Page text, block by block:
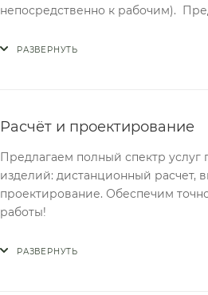
непосредственно к рабочим).
РАЗВЕРНУТЬ
Расчёт и проектирование
Предлагаем полный спектр
изделий: дистанционный расчет,
проектирование. Обеспечим
работы!
РАЗВЕРНУТЬ